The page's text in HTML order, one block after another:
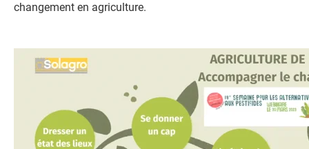
changement en agriculture.